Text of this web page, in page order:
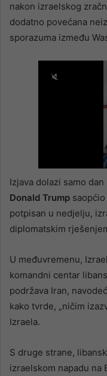
nakon izraelskog
dodatno povećana
sporazuma između
Izjava dolazi samo
Donald Trump
potpisan u nedjelju,
diplomatskim
U međuvremenu,
komandni centar
podržava Iran,
kako tvrde, „ničim
Izraela.
S druge strane,
izraelskom napadu na